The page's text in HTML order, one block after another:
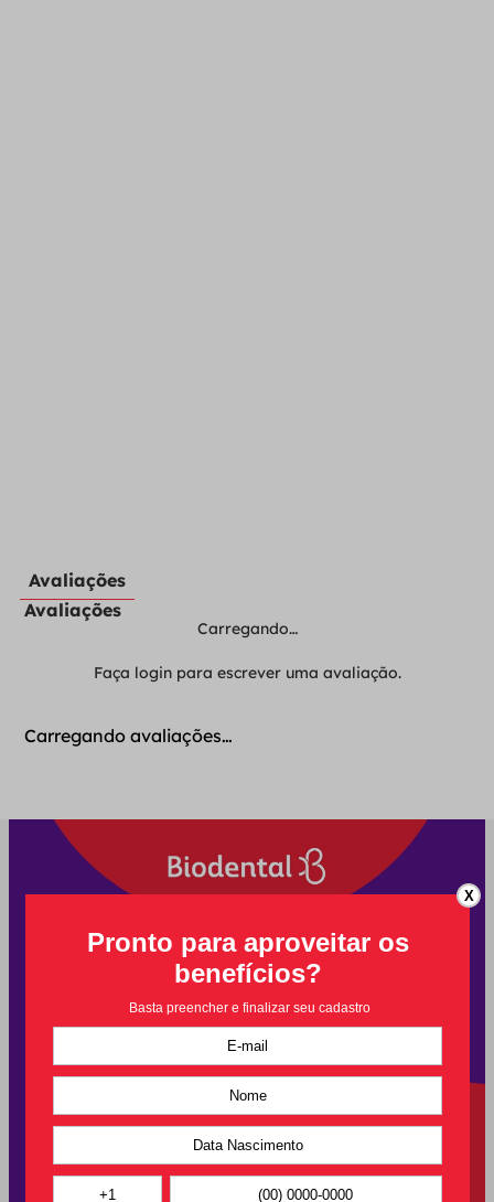
Avaliações
Avaliações
Carregando…
Faça login para escrever uma avaliação.
Carregando avaliações…
X